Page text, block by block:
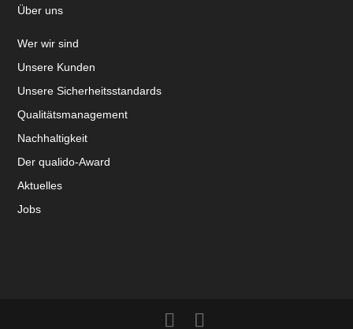
Über uns
Wer wir sind
Unsere Kunden
Unsere Sicherheitsstandards
Qualitätsmanagement
Nachhaltigkeit
Der qualido-Award
Aktuelles
Jobs